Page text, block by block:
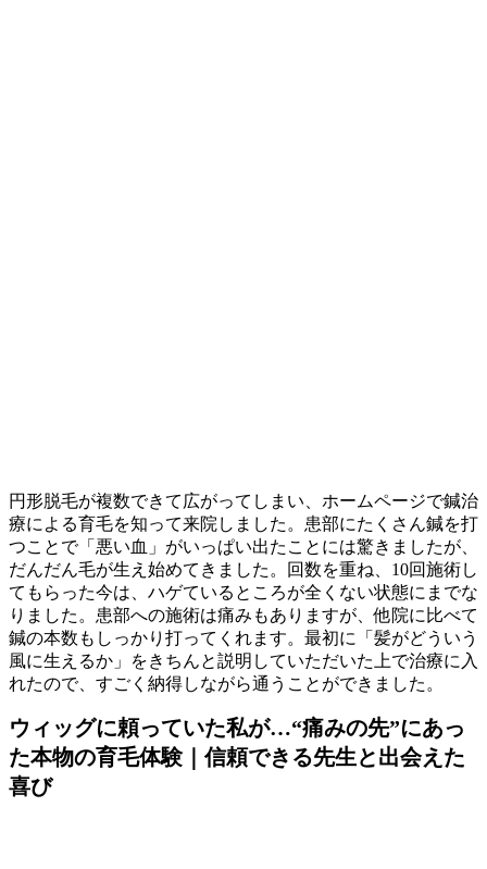
円形脱毛が複数できて広がってしまい、ホームページで鍼治
療による育毛を知って来院しました。患部にたくさん鍼を打
つことで「悪い血」がいっぱい出たことには驚きましたが、
だんだん毛が生え始めてきました。回数を重ね、10回施術し
てもらった今は、ハゲているところが全くない状態にまでな
りました。患部への施術は痛みもありますが、他院に比べて
鍼の本数もしっかり打ってくれます。最初に「髪がどういう
風に生えるか」をきちんと説明していただいた上で治療に入
れたので、すごく納得しながら通うことができました。
ウィッグに頼っていた私が…“痛みの先”にあっ
た本物の育毛体験｜信頼できる先生と出会えた
喜び